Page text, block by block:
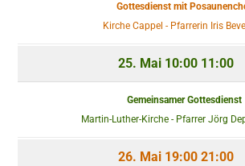
Gottesdienst mit
Kirche Cappel - Pfarrerin Iris
25. Mai 10:00 11:00
Gemeinsamer Gottesdienst
Martin-Luther-Kirche - Pfarrer Jörg
26. Mai 19:00 21:00